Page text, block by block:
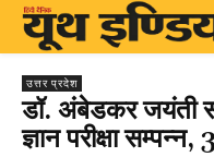
उत्तर प्रदेश
डॉ. अंबेडकर जयंती
ज्ञान परीक्षा